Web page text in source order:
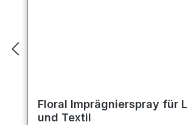
Floral Imprägnierspray für
und Textil